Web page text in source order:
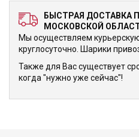
БЫСТРАЯ ДОСТАВКА
МОСКОВСКОЙ
Мы осуществляем
круглосуточно. Шарики
Также для Вас существует
когда "нужно уже сейчас"!